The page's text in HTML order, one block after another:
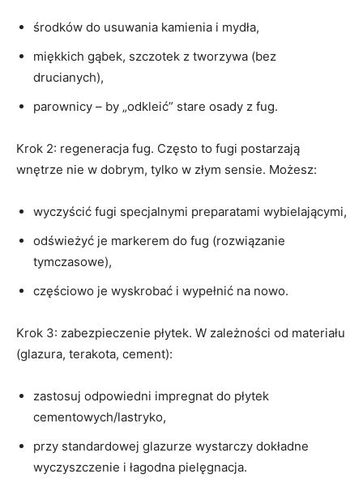
środków do usuwania kamienia i mydła,
miękkich gąbek, szczotek z tworzywa (bez
drucianych),
parownicy – by „odkleić” stare osady z fug.
Krok 2: regeneracja fug. Często to fugi postarzają
wnętrze nie w dobrym, tylko w złym sensie. Możesz:
wyczyścić fugi specjalnymi preparatami wybielającymi,
odświeżyć je markerem do fug (rozwiązanie
tymczasowe),
częściowo je wyskrobać i wypełnić na nowo.
Krok 3: zabezpieczenie płytek. W zależności od materiału
(glazura, terakota, cement):
zastosuj odpowiedni impregnat do płytek
cementowych/lastryko,
przy standardowej glazurze wystarczy dokładne
wyczyszczenie i łagodna pielęgnacja.